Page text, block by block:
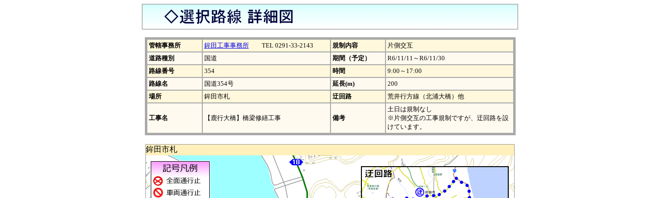
管轄事務所 鉾田工事事務所TEL 0291-33-2143 規制内容
片側交互
道路種別
国道 期間（予定）
R6/11/11～R6/11/30
路線番号
354 時間
9:00～17:00
路線名
国道354号 延長(m)
200
場所
鉾田市札 迂回路 荒井行方線（北浦大橋）他
工事名 【鹿行大橋】橋梁修繕工事 備考
土日は規制なし
※片側交互の工事規制ですが、迂回路を設
けています。
鉾田市札